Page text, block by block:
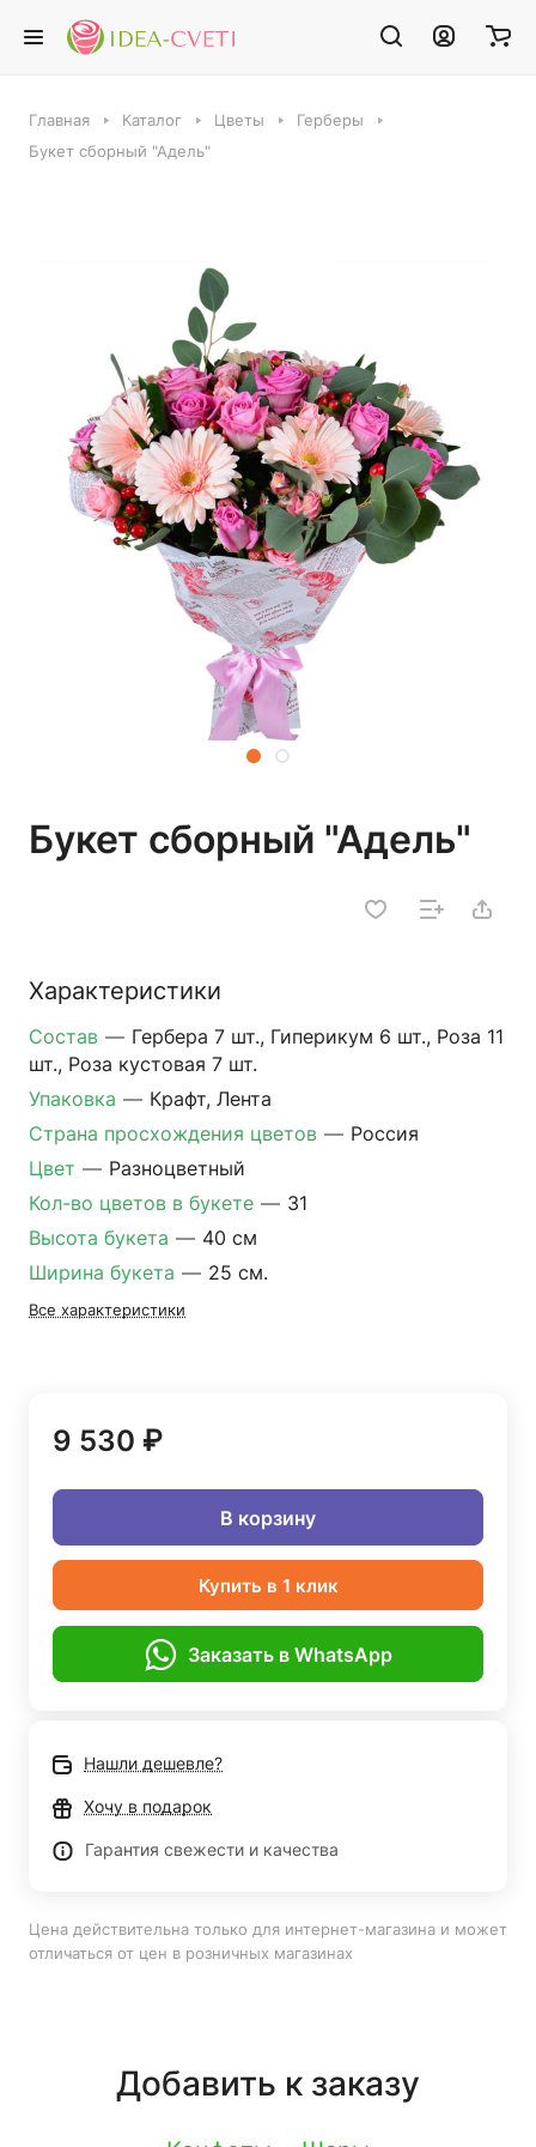
Главная Каталог Цветы
Герберы
Букет сборный "Адель"
Букет сборный "Адель"
Характеристики
Состав — Гербера 7 шт., Гиперикум 6 шт., Роза 11
шт., Роза кустовая 7 шт.
Упаковка — Крафт, Лента
Страна просхождения цветов — Россия
Цвет — Разноцветный
Кол-во цветов в букете — 31
Высота букета — 40 см
Ширина букета — 25 см.
Все характеристики
9 530 ₽
В корзину
Купить в 1 клик
Заказать в WhatsApp
Нашли дешевле?
Хочу в подарок
Гарантия свежести и качества
Цена действительна только для интернет-магазина и может
отличаться от цен в розничных магазинах
Добавить к заказу